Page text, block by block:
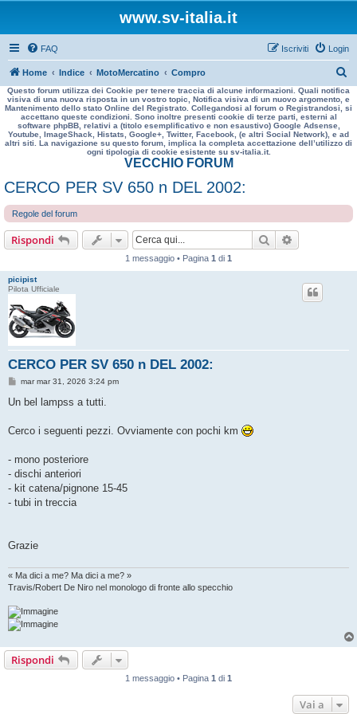
www.sv-italia.it
FAQ Login
Iscriviti
Home Indice MotoMercatino Compro
e
r
a
Questo forum utilizza dei Cookie per tenere traccia di alcune informazioni. Quali notifica
visiva di una nuova risposta in un vostro topic, Notifica visiva di un nuovo argomento, e
Mantenimento dello stato Online del Registrato. Collegandosi al forum o Registrandosi, si
accettano queste condizioni. Sono inoltre presenti cookie di terze parti, esterni al
software phpBB, relativi a (titolo esemplificativo e non esaustivo) Google Adsense,
Youtube, ImageShack, Histats, Google+, Twitter, Facebook, (e altri Social Network), e ad
altri siti. La navigazione su questo forum, implica la completa accettazione dell’utilizzo di
ogni tipologia di cookie esistente su sv-italia.it.
VECCHIO FORUM
CERCO PER SV 650 n DEL 2002:
Regole del forum
Rispondi Cerca
1 messaggio • Pagina 1 di 1
picipist
Pilota Ufficiale
CERCO PER SV 650 n DEL 2002:
M
s
g
o
mar mar 31, 2026 3:24 pm
Un bel lampss a tutti.
Cerco i seguenti pezzi. Ovviamente con pochi km
- mono posteriore
- dischi anteriori
- kit catena/pignone 15-45
- tubi in treccia
Grazie
« Ma dici a me? Ma dici a me? »
Travis/Robert De Niro nel monologo di fronte allo specchio
Rispondi
1 messaggio • Pagina 1 di 1
Vai a